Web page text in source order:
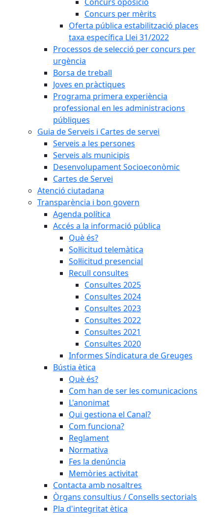
Concurs per mèrits
Oferta pública estabilització places
taxa específica Llei 31/2022
Processos de selecció per concurs per
urgència
Borsa de treball
Joves en pràctiques
Programa primera experiència
professional en les administracions
públiques
Guia de Serveis i Cartes de servei
Serveis a les persones
Serveis als municipis
Desenvolupament Socioeconòmic
Cartes de Servei
Atenció ciutadana
Transparència i bon govern
Agenda política
Accés a la informació pública
Què és?
Sol·licitud telemàtica
Sol·licitud presencial
Recull consultes
Consultes 2025
Consultes 2024
Consultes 2023
Consultes 2022
Consultes 2021
Consultes 2020
Informes Síndicatura de Greuges
Bústia ètica
Què és?
Com han de ser les comunicacions
L'anonimat
Qui gestiona el Canal?
Com funciona?
Reglament
Normativa
Fes la denúncia
Memòries activitat
Contacta amb nosaltres
Òrgans consultius / Consells sectorials
Pla d'integritat ètica